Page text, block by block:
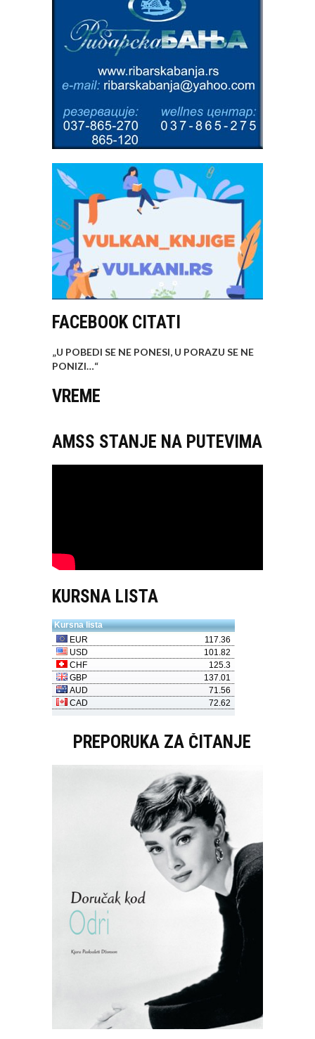
FACEBOOK CITATI
„U POBEDI SE NE PONESI, U PORAZU SE NE
PONIZI…“
VREME
AMSS STANJE NA PUTEVIMA
KURSNA LISTA
PREPORUKA ZA ČITANJE